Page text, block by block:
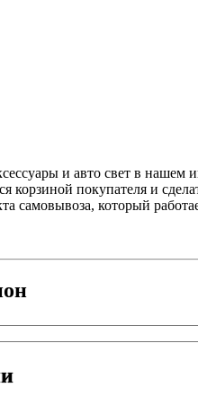
и авто свет в нашем
корзиной покупателя и
самовывоза, который